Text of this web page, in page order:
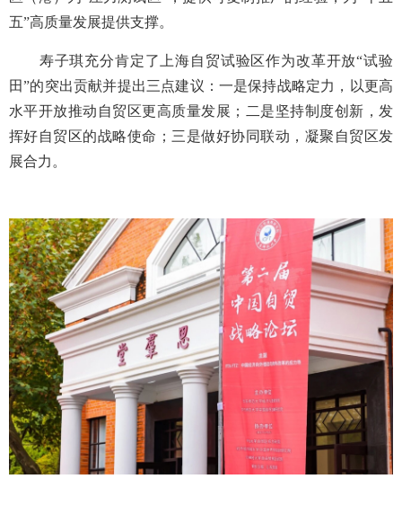
五”高质量发展提供支撑。
寿子琪充分肯定了上海自贸试验区作为改革开放“试验
田”的突出贡献并提出三点建议：一是保持战略定力，以更高
水平开放推动自贸区更高质量发展；二是坚持制度创新，发
挥好自贸区的战略使命；三是做好协同联动，凝聚自贸区发
展合力。